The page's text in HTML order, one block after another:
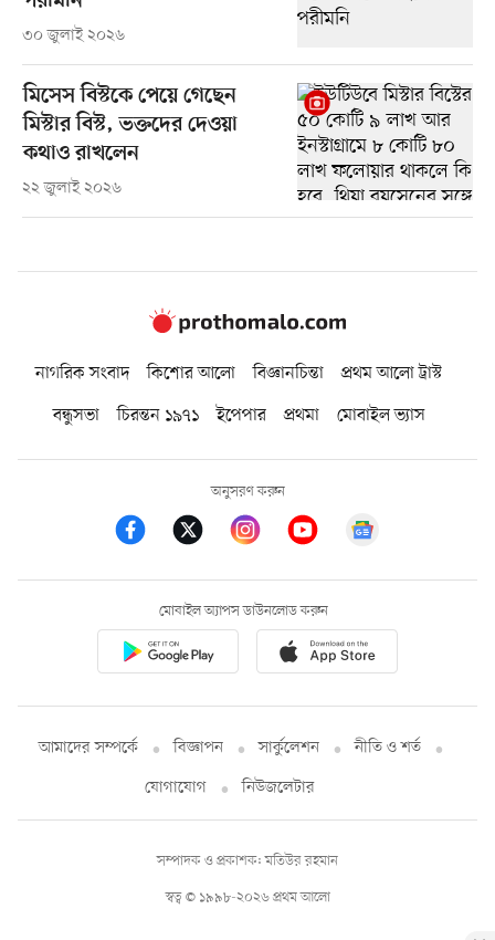
৩০ জুলাই ২০২৬
মিসেস বিস্টকে পেয়ে গেছেন
মিস্টার বিস্ট, ভক্তদের দেওয়া
কথাও রাখলেন
২২ জুলাই ২০২৬
নাগরিক সংবাদ কিশোর আলো বিজ্ঞানচিন্তা
প্রথম আলো ট্রাস্ট
বন্ধুসভা
চিরন্তন ১৯৭১ ইপেপার প্রথমা মোবাইল ভ্যাস
অনুসরণ করুন
মোবাইল অ্যাপস ডাউনলোড করুন
আমাদের সম্পর্কে বিজ্ঞাপন সার্কুলেশন
নীতি ও শর্ত
যোগাযোগ
নিউজলেটার
স্বত্ব © ১৯৯৮-২০২৬ প্রথম আলো
সম্পাদক ও প্রকাশক: মতিউর রহমান